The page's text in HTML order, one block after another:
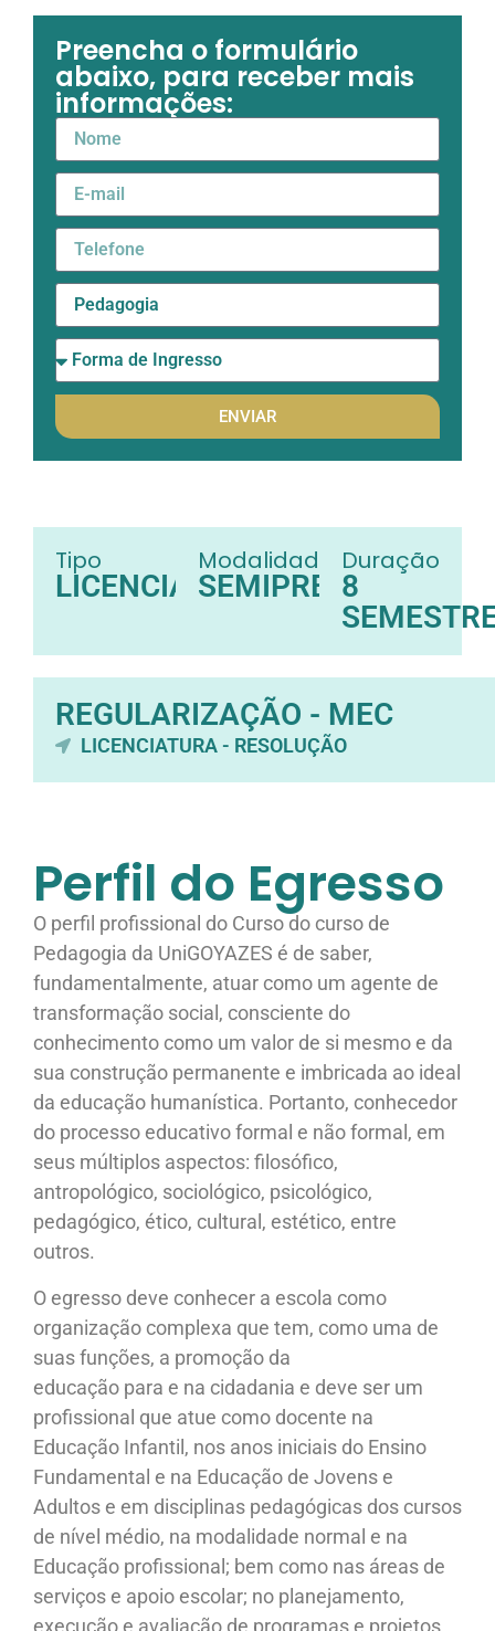
Preencha o formulário
abaixo, para receber mais
informações:
ENVIAR
Tipo
LICENCIATURA
Modalidade
SEMIPRESENCIAL
Duração
8
REGULARIZAÇÃO - MEC
LICENCIATURA - RESOLUÇÃO
Perfil do Egresso
O perfil profissional do Curso do curso de
Pedagogia da UniGOYAZES é de saber,
fundamentalmente, atuar como um agente de
transformação social, consciente do
conhecimento como um valor de si mesmo e da
sua construção permanente e imbricada ao ideal
da educação humanística. Portanto, conhecedor
do processo educativo formal e não formal, em
seus múltiplos aspectos: filosófico,
antropológico, sociológico, psicológico,
pedagógico, ético, cultural, estético, entre
outros.
O egresso deve conhecer a escola como
organização complexa que tem, como uma de
suas funções, a promoção da
educação para e na cidadania e deve ser um
profissional que atue como docente na
Educação Infantil, nos anos iniciais do Ensino
Fundamental e na Educação de Jovens e
Adultos e em disciplinas pedagógicas dos cursos
de nível médio, na modalidade normal e na
Educação profissional; bem como nas áreas de
serviços e apoio escolar; no planejamento,
execução e avaliação de programas e projetos